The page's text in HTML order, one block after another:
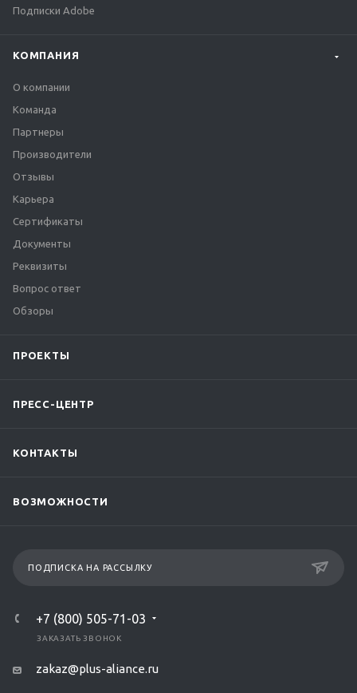
Подписки Adobe
КОМПАНИЯ
О компании
Команда
Партнеры
Производители
Отзывы
Карьера
Сертификаты
Документы
Реквизиты
Вопрос ответ
Обзоры
ПРОЕКТЫ
ПРЕСС-ЦЕНТР
КОНТАКТЫ
ВОЗМОЖНОСТИ
ПОДПИСКА НА РАССЫЛКУ
+7 (800) 505-71-03
ЗАКАЗАТЬ ЗВОНОК
zakaz@plus-aliance.ru